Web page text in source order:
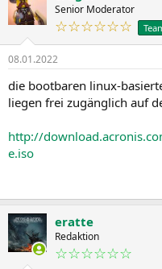
Senior Moderator
☆☆☆☆☆☆
08.01.2022
die bootbaren linux-
liegen frei zugänglich auf
http://
e.iso
eratte
Redaktion
☆☆☆☆☆☆